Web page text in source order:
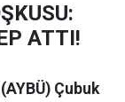
ATTI!
Çubuk